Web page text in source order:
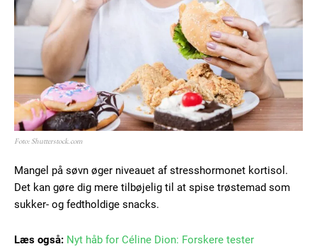
Foto: Shutterstock.com
Mangel på søvn øger niveauet af stresshormonet kortisol.
Det kan gøre dig mere tilbøjelig til at spise trøstemad som
sukker- og fedtholdige snacks.
Læs også: Nyt håb for Céline Dion: Forskere tester